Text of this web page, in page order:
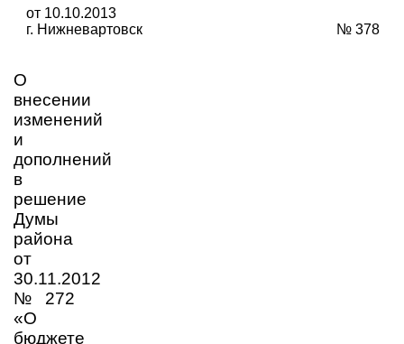
от 10.10.2013
г. Нижневартовск
№ 378
О
внесении
изменений
и
дополнений
в
решение
Думы
района
от
30.11.2012
№ 272
«О
бюджете